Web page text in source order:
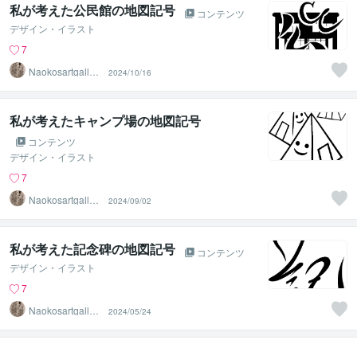
私が考えた公民館の地図記号
コンテンツ
デザイン・イラスト
7
Naokosartgaller
2024/10/16
私が考えたキャンプ場の地図記号
コンテンツ
デザイン・イラスト
7
Naokosartgaller
2024/09/02
私が考えた記念碑の地図記号
コンテンツ
デザイン・イラスト
7
Naokosartgaller
2024/05/24